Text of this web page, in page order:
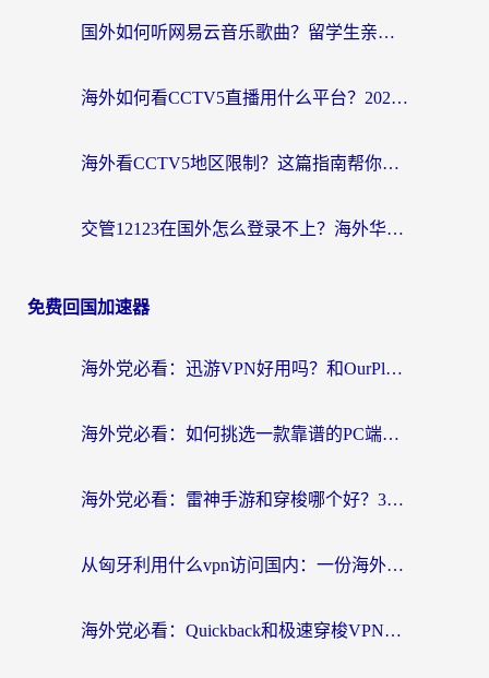
国外如何听网易云音乐歌曲？留学生亲测有效的回国加速方案
海外如何看CCTV5直播用什么平台？2026最新指南：看欧洲杯、中超、奥运不再卡
海外看CCTV5地区限制？这篇指南帮你流畅看欧洲杯、NBA还听中文解说
交管12123在国外怎么登录不上？海外华人必看的回国加速器选择指南
免费回国加速器
海外党必看：迅游VPN好用吗？和OurPlay VPN对比哪个回国效果更好？附真实体验测评
海外党必看：如何挑选一款靠谱的PC端VPN，让回国冲浪不再卡顿
海外党必看：雷神手游和穿梭哪个好？3步教你选对回国加速器（附实测对比）
从匈牙利用什么vpn访问国内：一份海外游子的网络归乡指南
海外党必看：Quickback和极速穿梭VPN好用吗？3步选对回国加速器实现无缝刷国内资源